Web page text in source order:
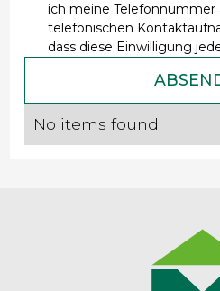
ich meine
telefonischen
dass diese Einwilligung
No items found.